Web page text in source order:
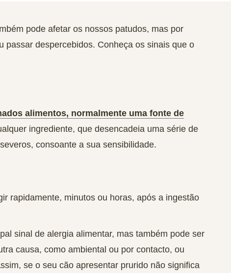
pode afetar os nossos patudos, mas por
passar despercebidos. Conheça os sinais que o
alimentos, normalmente uma fonte de
ingrediente, que desencadeia uma série de
consoante a sua sensibilidade.
rapidamente, minutos ou horas, após a ingestão
sinal de alergia alimentar, mas também pode ser
causa, como ambiental ou por contacto, ou
se o seu cão apresentar prurido não significa